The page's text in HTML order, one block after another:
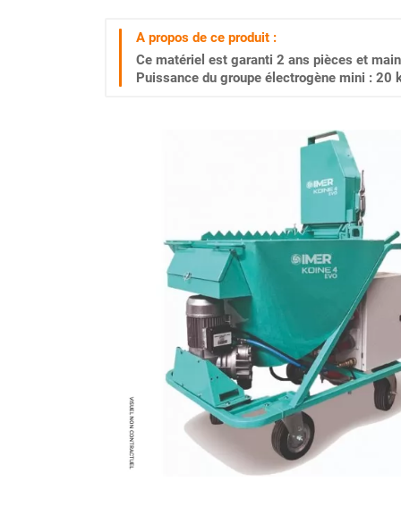
TRAVAIL DU BÉTON
MALAXEUR
MACHINE DE PROJECTION ET
COULAGE
MATÉRIEL DE SABLAGE
POMPE ET PISTOLET À
PEINTURE
DÉCOLLEUSE À PAPIER PEINT
ET MOQUETTE
ESPACE VERT
TRANSPALETTE, GERBEUR ET
MANUTENTION
A propos de ce produit :
Ce matériel est garanti 2 ans pièces et
Puissance du groupe électrogène mini : 20